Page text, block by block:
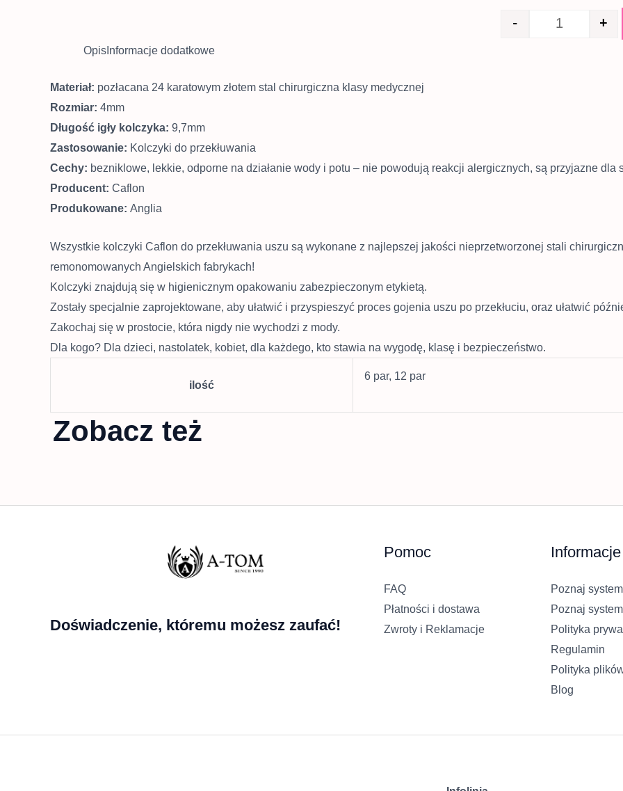
- +
Opis Informacje dodatkowe
Materiał: pozłacana 24 karatowym złotem stal chirurgiczna klasy medycznej
Rozmiar: 4mm
Długość igły kolczyka: 9,7mm
Zastosowanie: Kolczyki do przekłuwania
Cechy: bezniklowe, lekkie, odporne na działanie wody i potu – nie powodują reakcji alergicznych, są przyjazne dla
Producent: Caflon
Produkowane: Anglia
Wszystkie kolczyki Caflon do przekłuwania uszu są wykonane z najlepszej jakości nieprzetworzonej stali
remonomowanych Angielskich fabrykach!
Kolczyki znajdują się w higienicznym opakowaniu zabezpieczonym etykietą.
Zostały specjalnie zaprojektowane, aby ułatwić i przyspieszyć proces gojenia uszu po przekłuciu, oraz ułatwić
Zakochaj się w prostocie, która nigdy nie wychodzi z mody.
Dla kogo? Dla dzieci, nastolatek, kobiet, dla każdego, kto stawia na wygodę, klasę i bezpieczeństwo.
ilość
6 par, 12 par
Zobacz też
Doświadczenie, któremu możesz zaufać!
Pomoc
FAQ
Płatności i dostawa
Zwroty i Reklamacje
Informacje
Poznaj
Poznaj
Polityka
Regulamin
Polityka
Blog